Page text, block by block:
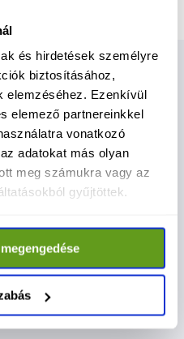
és hirdetések személyre
biztosításához,
elemzéséhez. Ezenkívül
elemező partnereinkkel
vonatkozó
adatokat más olyan
meg számukra vagy az
gyűjtöttek.
azvéleményét
mert a
társadalmi
TISZA